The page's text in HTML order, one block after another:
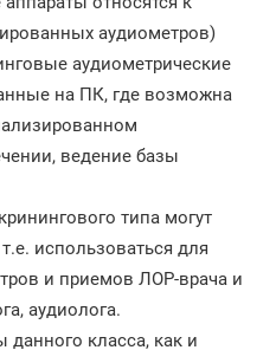
аудиометров)
аудиометрические
на ПК, где возможна
ведение базы
типа могут
использоваться для
и приемов ЛОР-врача и
аудиолога.
данного класса, как и